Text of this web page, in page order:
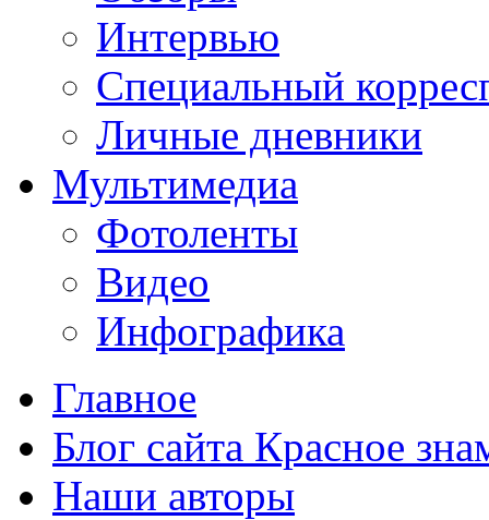
Интервью
Специальный
Личные дневники
Мультимедиа
Фотоленты
Видео
Инфографика
Главное
Блог сайта Красное
Наши авторы